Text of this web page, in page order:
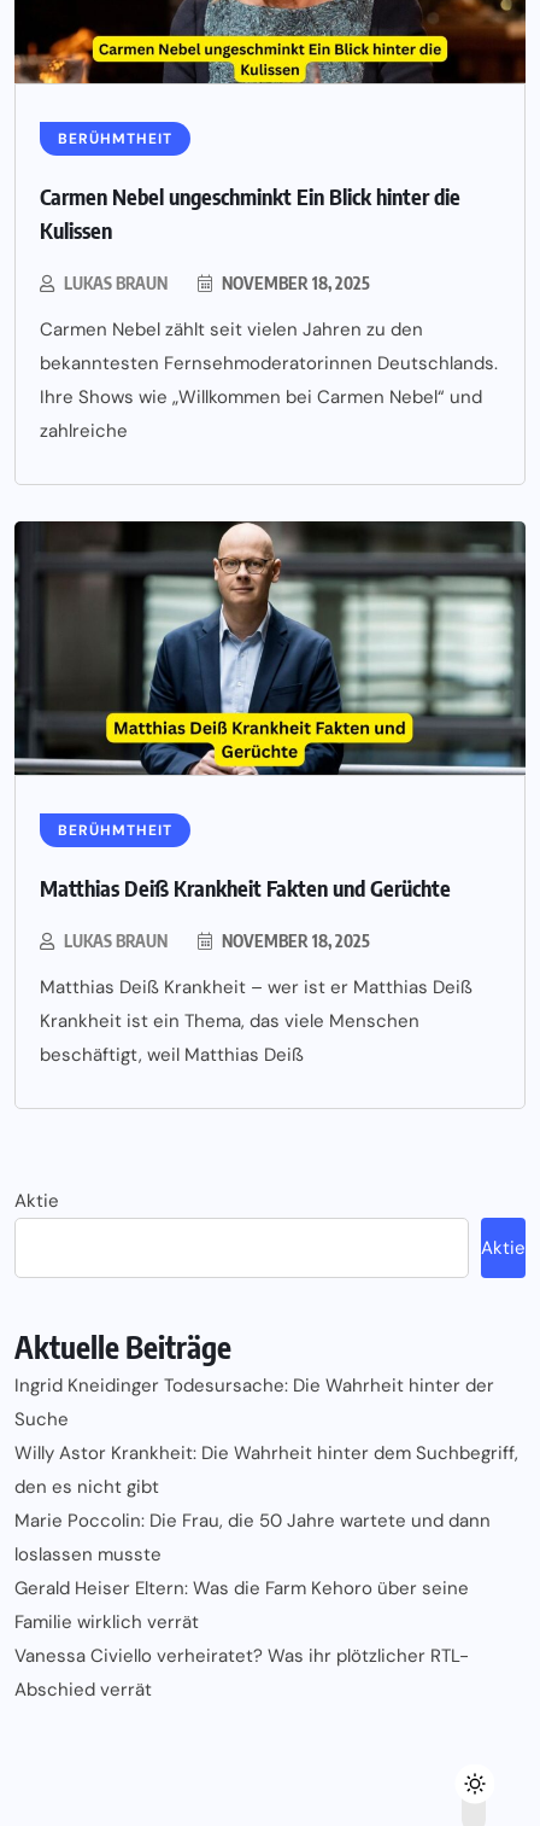
BERÜHMTHEIT
Carmen Nebel ungeschminkt Ein Blick hinter die
Kulissen
LUKAS BRAUN NOVEMBER 18, 2025
Carmen Nebel zählt seit vielen Jahren zu den
bekanntesten Fernsehmoderatorinnen Deutschlands.
Ihre Shows wie „Willkommen bei Carmen Nebel“ und
zahlreiche
BERÜHMTHEIT
Matthias Deiß Krankheit Fakten und Gerüchte
LUKAS BRAUN NOVEMBER 18, 2025
Matthias Deiß Krankheit – wer ist er Matthias Deiß
Krankheit ist ein Thema, das viele Menschen
beschäftigt, weil Matthias Deiß
Aktie
Aktie
Aktuelle Beiträge
Ingrid Kneidinger Todesursache: Die Wahrheit hinter der
Suche
Willy Astor Krankheit: Die Wahrheit hinter dem Suchbegriff,
den es nicht gibt
Marie Poccolin: Die Frau, die 50 Jahre wartete und dann
loslassen musste
Gerald Heiser Eltern: Was die Farm Kehoro über seine
Familie wirklich verrät
Vanessa Civiello verheiratet? Was ihr plötzlicher RTL-
Abschied verrät